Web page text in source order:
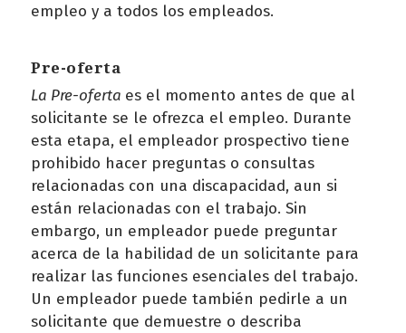
empleo y a todos los empleados.
Pre-oferta
La Pre-oferta es el momento antes de que al
solicitante se le ofrezca el empleo. Durante
esta etapa, el empleador prospectivo tiene
prohibido hacer preguntas o consultas
relacionadas con una discapacidad, aun si
están relacionadas con el trabajo. Sin
embargo, un empleador puede preguntar
acerca de la habilidad de un solicitante para
realizar las funciones esenciales del trabajo.
Un empleador puede también pedirle a un
solicitante que demuestre o describa